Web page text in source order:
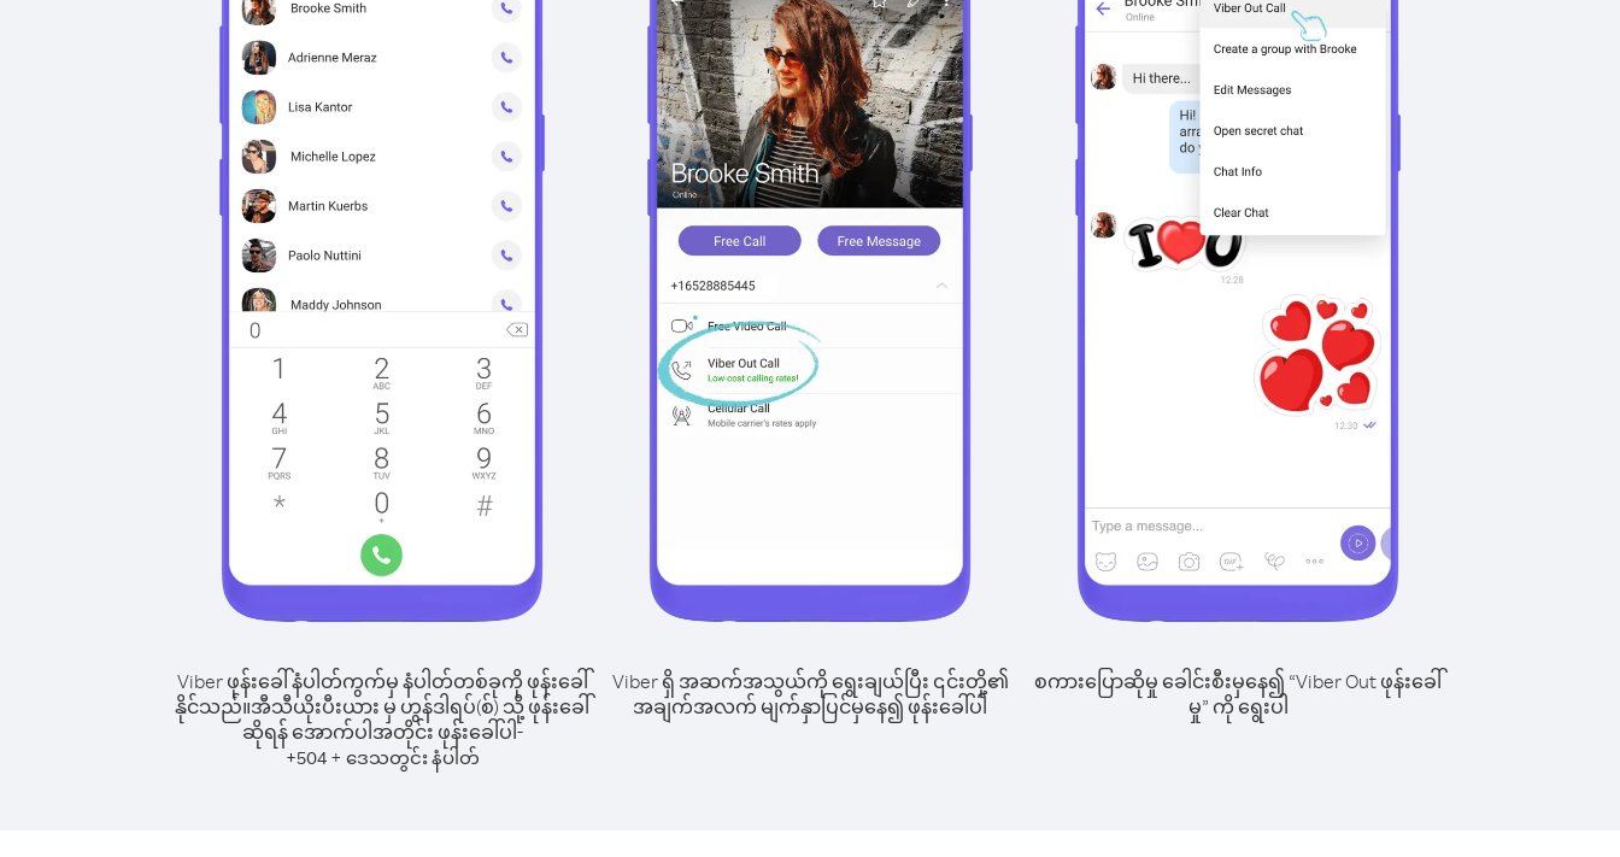
Viber ဖုန်းခေါ်နံပါတ်ကွက်မှ နံပါတ်တစ်ခုကို ဖုန်းခေါ်
နိုင်သည်။အီသီယိုးပီးယား မှ ဟွန်ဒါရပ်(စ်) သို့ ဖုန်းခေါ်
ဆိုရန် အောက်ပါအတိုင်း ဖုန်းခေါ်ပါ-
+504+ ဒေသတွင်း နံပါတ်
Viber ရှိ အဆက်အသွယ်ကို ရွေးချယ်ပြီး ၎င်းတို့၏
အချက်အလက် မျက်နှာပြင်မှနေ၍ ဖုန်းခေါ်ပါ
စကားပြောဆိုမှု ခေါင်းစီးမှနေ၍ “Viber Out ဖုန်းခေါ်
မှု” ကို ရွေးပါ